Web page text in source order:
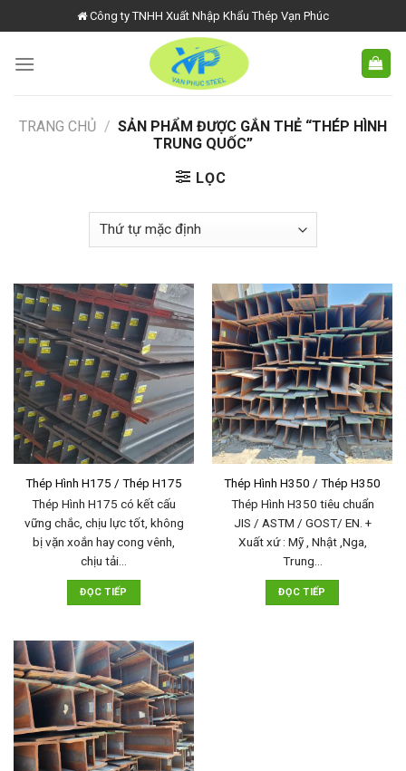
to
content
Công ty TNHH Xuất Nhập Khẩu Thép Vạn Phúc
TRANG CHỦ / SẢN PHẨM ĐƯỢC GẮN THẺ “THÉP HÌNH
TRUNG QUỐC”
LỌC
Thép Hình H175 / Thép H175
Thép Hình H175 có kết cấu
vững chắc, chịu lực tốt, không
bị vặn xoắn hay cong vênh,
chịu tải…
ĐỌC TIẾP
Thép Hình H350 / Thép H350
Thép Hình H350 tiêu chuẩn
JIS / ASTM / GOST/ EN. +
Xuất xứ : Mỹ , Nhật ,Nga,
Trung…
ĐỌC TIẾP